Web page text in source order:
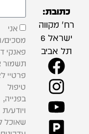
כתובת:
רח' מקווה
ישראל 6
תל אביב
אני
פאנקי
תשמור
פרטיי
טיפול
בפנייה,
ויודע/ת
שאוכל